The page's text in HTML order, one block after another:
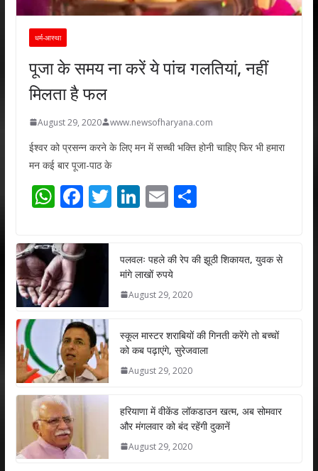
धर्म-आस्था
पूजा के समय ना करें ये पांच गलतियां, नहीं
मिलता है फल
August 29, 2020 www.newsofharyana.com
ईश्वर को प्रसन्न करने के लिए मन में सच्ची भक्ति होनी चाहिए फिर भी हमारा
मन कई बार पूजा-पाठ के
W
at
s
A
p
p
F
e
b
o
k
T
er
Li
e
dI
n
E
l
S
e
पलवलः पहले की रेप की झूठी शिकायत, युवक से
मांगे लाखों रुपये
August 29, 2020
स्कूल मास्टर शराबियों की गिनती करेंगे तो बच्चों
को कब पढ़ाएंगे, सुरेजवाला
August 29, 2020
हरियाणा में वीकेंड लॉकडाउन खत्म, अब सोमवार
और मंगलवार को बंद रहेंगी दुकानें
August 29, 2020